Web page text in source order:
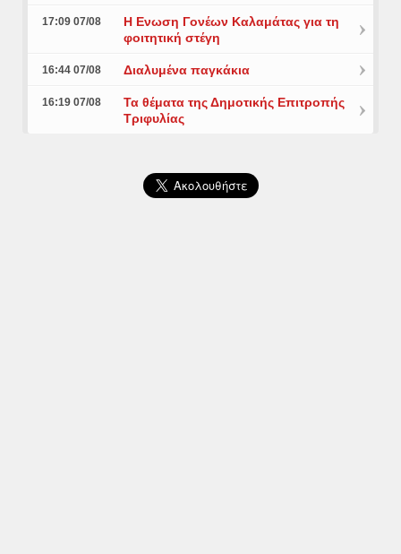
17:09 07/08
Η Ενωση Γονέων Καλαμάτας για τη
φοιτητική στέγη
16:44 07/08 Διαλυμένα παγκάκια
16:19 07/08
Τα θέματα της Δημοτικής Επιτροπής
Τριφυλίας